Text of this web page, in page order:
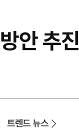
안 추진
트렌드 뉴스